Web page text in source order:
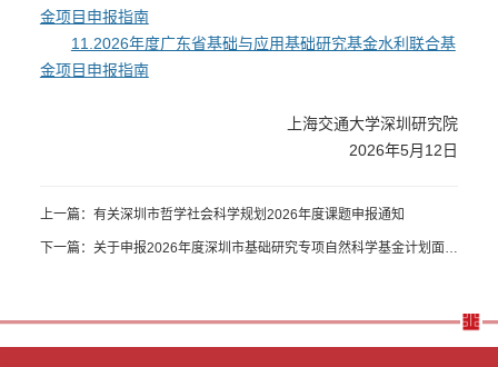
金项目申报指南
11.2026年度广东省基础与应用基础研究基金水利联合基
金项目申报指南
上海交通大学深圳研究院
2026年5月12日
上一篇：有关深圳市哲学社会科学规划2026年度课题申报通知
下一篇：关于申报2026年度深圳市基础研究专项自然科学基金计划面上